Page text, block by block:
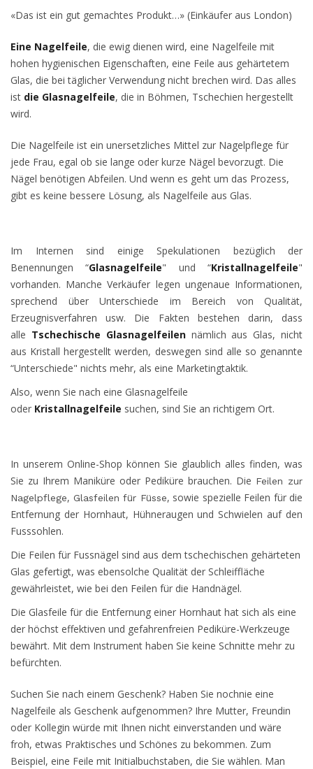
«Das ist ein gut gemachtes Produkt…» (Einkäufer aus London)
Eine Nagelfeile, die ewig dienen wird, eine Nagelfeile mit
hohen hygienischen Eigenschaften, eine Feile aus gehärtetem
Glas, die bei täglicher Verwendung nicht brechen wird. Das alles
ist die Glasnagelfeile, die in Böhmen, Tschechien hergestellt
wird.
Die Nagelfeile ist ein unersetzliches Mittel zur Nagelpflege für
jede Frau, egal ob sie lange oder kurze Nägel bevorzugt. Die
Nägel benötigen Abfeilen. Und wenn es geht um das Prozess,
gibt es keine bessere Lösung, als Nagelfeile aus Glas.
Im Internen sind einige Spekulationen bezüglich der
Benennungen “Glasnagelfeile" und “Kristallnagelfeile"
vorhanden. Manche Verkäufer legen ungenaue Informationen,
sprechend über Unterschiede im Bereich von Qualität,
Erzeugnisverfahren usw. Die Fakten bestehen darin, dass
alle Tschechische Glasnagelfeilennämlich aus Glas, nicht
aus Kristall hergestellt werden, deswegen sind alle so genannte
“Unterschiede" nichts mehr, als eine Marketingtaktik.
Also, wenn Sie nach eine Glasnagelfeile
oder Kristallnagelfeile suchen, sind Sie an richtigem Ort.
In unserem Online-Shop können Sie glaublich alles finden, was
Sie zu Ihrem Maniküre oder Pediküre brauchen. Die Feilen zur
Nagelpflege, Glasfeilen für Füsse, sowie spezielle Feilen für die
Entfernung der Hornhaut, Hühneraugen und Schwielen auf den
Fusssohlen.
Die Feilen für Fussnägel sind aus dem tschechischen gehärteten
Glas gefertigt, was ebensolche Qualität der Schleiffläche
gewährleistet, wie bei den Feilen für die Handnägel.
Die Glasfeile für die Entfernung einer Hornhaut hat sich als eine
der höchst effektiven und gefahrenfreien Pediküre-Werkzeuge
bewährt. Mit dem Instrument haben Sie keine Schnitte mehr zu
befürchten.
Suchen Sie nach einem Geschenk? Haben Sie nochnie eine
Nagelfeile als Geschenk aufgenommen? Ihre Mutter, Freundin
oder Kollegin würde mit Ihnen nicht einverstanden und wäre
froh, etwas Praktisches und Schönes zu bekommen. Zum
Beispiel, eine Feile mit Initialbuchstaben, die Sie wählen. Man